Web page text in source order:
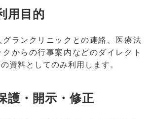
用目的
グランクリニックとの連絡、医療法
クからの行事案内などのダイレクト
資料としてのみ利用します。
護・開示・修正